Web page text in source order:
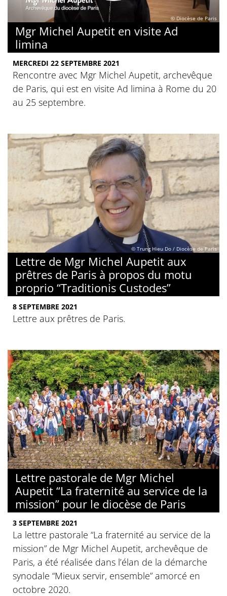
© Diocèse de Paris
Mgr Michel Aupetit en visite Ad
limina
MERCREDI 22 SEPTEMBRE 2021
Rencontre avec Mgr Michel Aupetit, archevêque
de Paris, qui est en visite Ad limina à Rome du 20
au 25 septembre.
© Trung Hieu Do / Diocèse de Paris
Lettre de Mgr Michel Aupetit aux
prêtres de Paris à propos du motu
proprio “Traditionis Custodes”
8 SEPTEMBRE 2021
Lettre aux prêtres de Paris.
Lettre pastorale de Mgr Michel
Aupetit “La fraternité au service de la
mission” pour le diocèse de Paris
3 SEPTEMBRE 2021
La lettre pastorale “La fraternité au service de la
mission” de Mgr Michel Aupetit, archevêque de
Paris, a été réalisée dans l’élan de la démarche
synodale “Mieux servir, ensemble” amorcé en
octobre 2020.